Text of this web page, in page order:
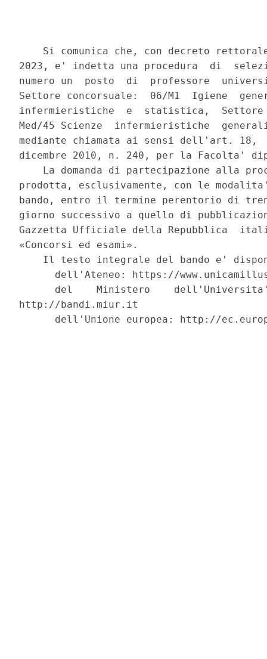
Si comunica che, con decreto
2023, e' indetta una procedura  di
numero un  posto  di  professore
Settore concorsuale:  06/M1  Igiene
infermieristiche  e  statistica,
Med/45 Scienze  infermieristiche
mediante chiamata ai sensi dell'art. 18,
dicembre 2010, n. 240, per la Facolta'
La domanda di partecipazione alla
prodotta, esclusivamente, con le
bando, entro il termine perentorio di
giorno successivo a quello di
Gazzetta Ufficiale della Repubblica
«Concorsi ed esami».
Il testo integrale del bando e'
dell'Ateneo: https://
del    Ministero
http://bandi.miur.it
dell'Unione europea: http://